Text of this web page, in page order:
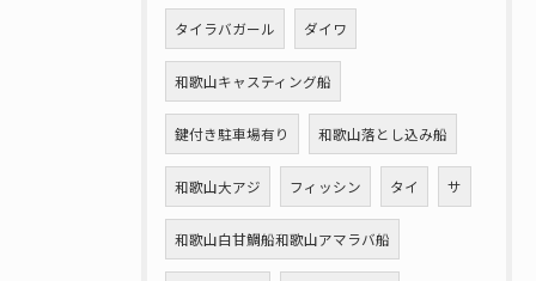
タイラバガール ダイワ
和歌山キャスティング船
鍵付き駐車場有り 和歌山落とし込み船
和歌山大アジ フィッシン タイ サ
和歌山白甘鯛船和歌山アマラバ船